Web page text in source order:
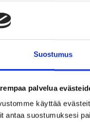
Suostumus
palvelua
käyttää
antaa suostumuksesi